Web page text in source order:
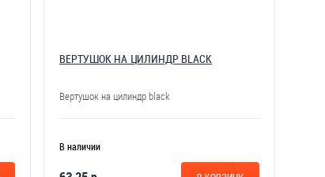
ВЕРТУШОК НА ЦИЛИНДР BLACK
Вертушок на цилиндр black
В наличии